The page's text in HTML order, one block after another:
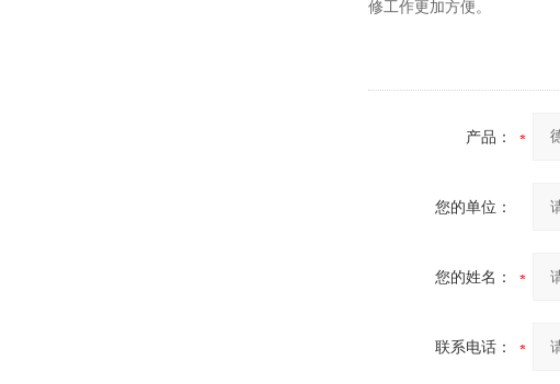
修工作更加方便。
产品：
您的单位：
您的姓名：
联系电话：